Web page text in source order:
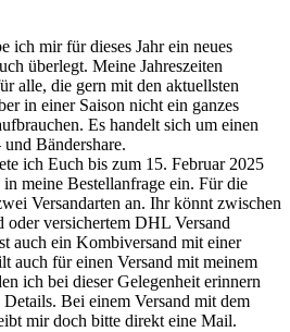
ich mir für dieses Jahr ein neues
überlegt. Meine Jahreszeiten
alle, die gern mit den aktuellsten
in einer Saison nicht ein ganzes
Es handelt sich um einen
Bändershare.
ich Euch bis zum 15. Februar 2025
meine Bestellanfrage ein. Für die
Versandarten an. Ihr könnt zwischen
oder versichertem DHL Versand
auch ein Kombiversand mit einer
auch für einen Versand mit meinem
ich bei dieser Gelegenheit erinnern
Bei einem Versand mit dem
mir doch bitte direkt eine Mail.